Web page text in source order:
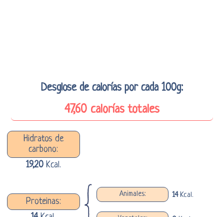
Desglose de calorías por cada 100g:
47,60 calorías totales
Hidratos de
carbono:
19,20Kcal.
Proteinas:
Animales: 14Kcal.